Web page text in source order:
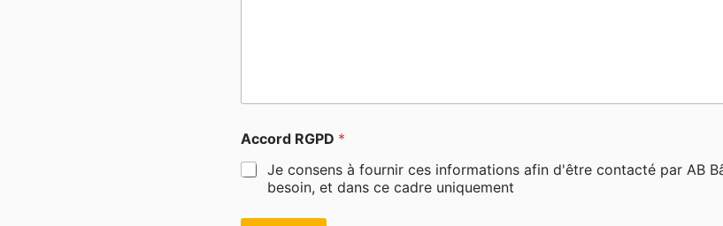
Accord RGPD *
Je consens à fournir ces informations afin d'être contacté par AB
besoin, et dans ce cadre uniquement